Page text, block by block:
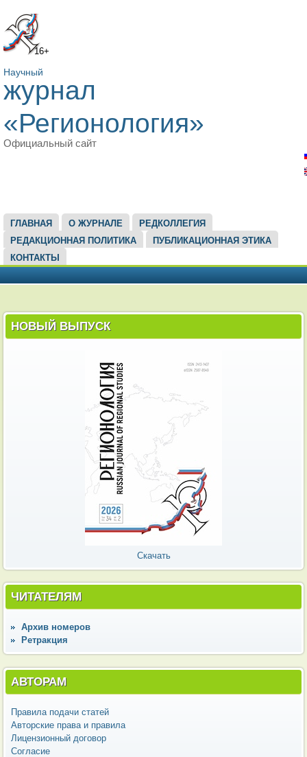
16+
Научный
журнал
«Регионология»
Официальный сайт
ГЛАВНОЕ МЕНЮ
ГЛАВНАЯ О ЖУРНАЛЕ
РЕДКОЛЛЕГИЯ
РЕДАКЦИОННАЯ ПОЛИТИКА
ПУБЛИКАЦИОННАЯ ЭТИКА
КОНТАКТЫ
НОВЫЙ ВЫПУСК
Скачать
ЧИТАТЕЛЯМ
Архив номеров
Ретракция
АВТОРАМ
Правила подачи статей
Авторские права и правила
Лицензионный договор
Согласие